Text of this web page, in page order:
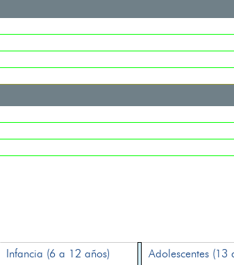
Infancia (6 a 12 años)
Adolescentes (13